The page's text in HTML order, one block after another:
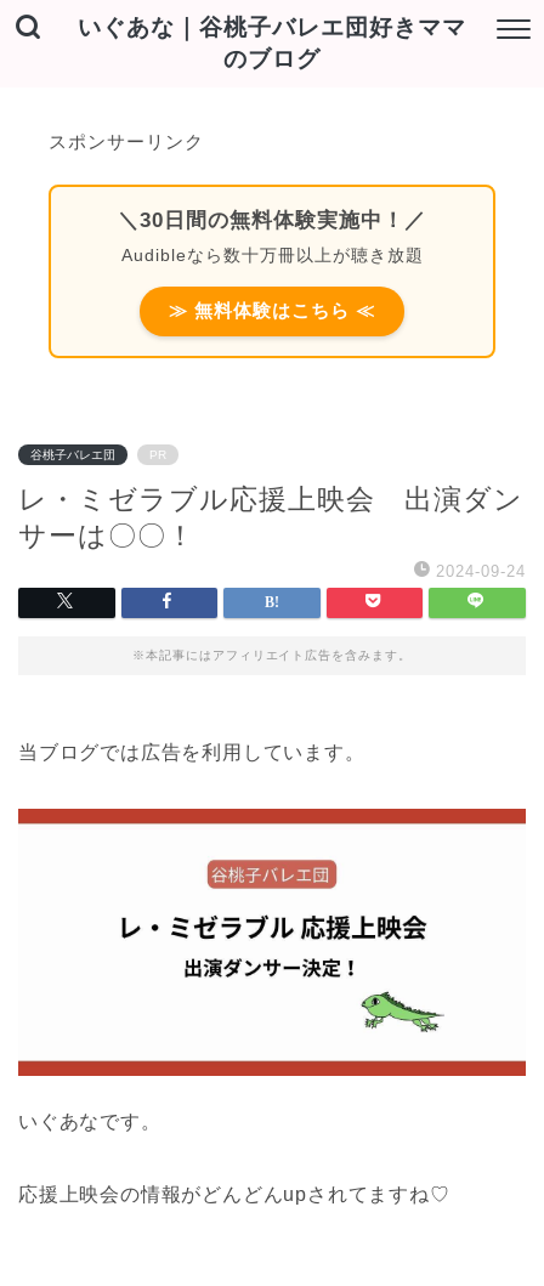
いぐあな｜谷桃子バレエ団好きママ
のブログ
スポンサーリンク
＼30日間の無料体験実施中！／
Audibleなら数十万冊以上が聴き放題
≫ 無料体験はこちら ≪
谷桃子バレエ団 PR
レ・ミゼラブル応援上映会 出演ダン
サーは〇〇！
2024-09-24
※本記事にはアフィリエイト広告を含みます。
当ブログでは広告を利用しています。
いぐあなです。
応援上映会の情報がどんどんupされてますね♡